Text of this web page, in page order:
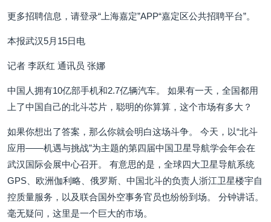
更多招聘信息，请登录“上海嘉定”APP“嘉定区公共招聘平台”。
本报武汉5月15日电
记者 李跃红 通讯员 张娜
中国人拥有10亿部手机和2.7亿辆汽车。 如果有一天，全国都用
上了中国自己的北斗芯片，聪明的你算算，这个市场有多大？
如果你想出了答案，那么你就会明白这场斗争。 今天，以“北斗
应用——机遇与挑战”为主题的第四届中国卫星导航学会年会在
武汉国际会展中心召开。 有意思的是，全球四大卫星导航系统
GPS、欧洲伽利略、俄罗斯、中国北斗的负责人浙江卫星楼宇自
控质量服务，以及联合国外空事务官员也纷纷到场。 分钟讲话。
毫无疑问，这里是一个巨大的市场。